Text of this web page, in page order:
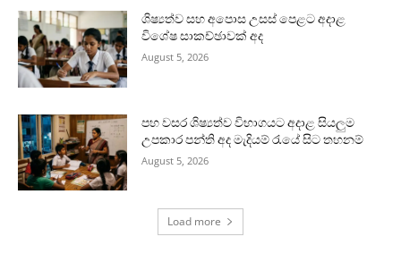
ශිෂ්‍යත්ව සහ අපොස උසස් පෙළට අදාළ
විශේෂ සාකච්ඡාවක් අද
August 5, 2026
පහ වසර ශිෂ්‍යත්ව විභාගයට අදාළ සියලුම
උපකාර පන්ති අද මැදියම් රැයේ සිට තහනම්
August 5, 2026
Load more